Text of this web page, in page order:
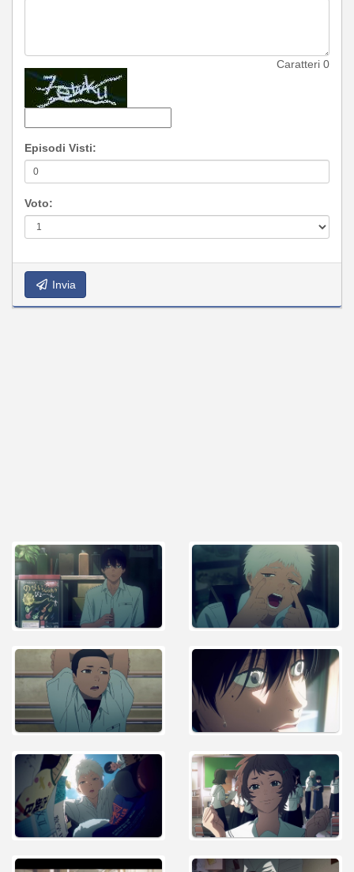
Caratteri 0
Episodi Visti:
Voto:
Invia